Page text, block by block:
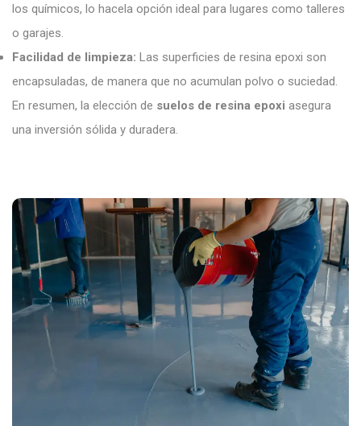
los químicos, lo hacela opción ideal para lugares como talleres
o garajes.
Facilidad de limpieza: Las superficies de resina epoxi son
encapsuladas, de manera que no acumulan polvo o suciedad.
En resumen, la elección de suelos de resina epoxi asegura
una inversión sólida y duradera.